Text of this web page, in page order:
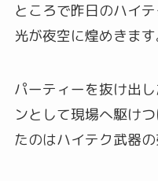
ところで昨日のハイ
光が夜空に煌めきます
パーティーを抜け出
ンとして現場へ駆け
たのはハイテク武器の